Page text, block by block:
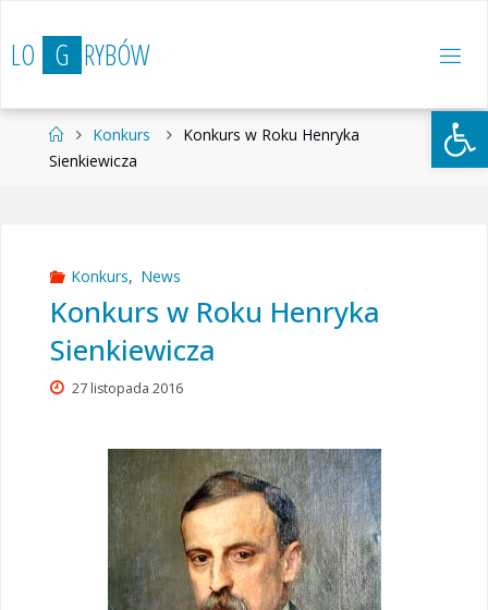
do
treści
LO G RYBÓW
Strona
główna
Konkurs
Konkurs w Roku Henryka
Sienkiewicza
Konkurs, News
Konkurs w Roku Henryka
Sienkiewicza
27 listopada 2016